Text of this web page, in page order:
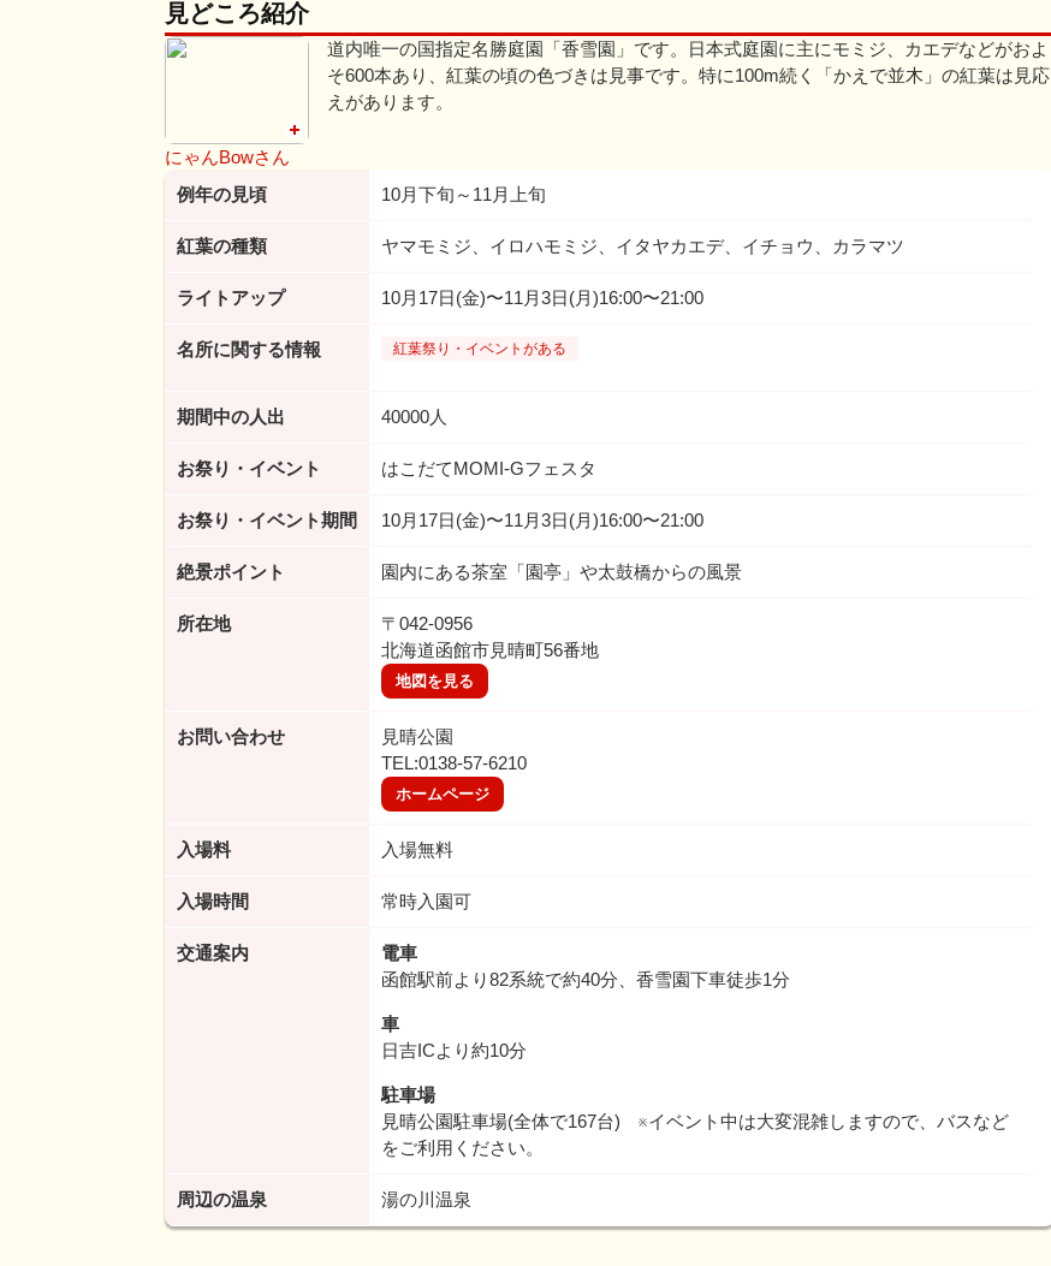
見どころ紹介
にゃんBowさん
道内唯一の国指定名勝庭園「香雪園」です。日本式庭園に主にモミジ、カエデなどがおよ
そ600本あり、紅葉の頃の色づきは見事です。特に100m続く「かえで並木」の紅葉は見応
えがあります。
例年の見頃 10月下旬～11月上旬
紅葉の種類 ヤマモミジ、イロハモミジ、イタヤカエデ、イチョウ、カラマツ
ライトアップ 10月17日(金)〜11月3日(月)16:00〜21:00
名所に関する情報 紅葉祭り・イベントがある
期間中の人出 40000人
お祭り・イベント はこだてMOMI-Gフェスタ
お祭り・イベント期間 10月17日(金)〜11月3日(月)16:00〜21:00
絶景ポイント 園内にある茶室「園亭」や太鼓橋からの風景
所在地
〒042-0956
北海道函館市見晴町56番地
地図を見る
お問い合わせ
見晴公園
TEL:0138-57-6210
ホームページ
入場料 入場無料
入場時間 常時入園可
交通案内
電車
函館駅前より82系統で約40分、香雪園下車徒歩1分
車
日吉ICより約10分
駐車場
見晴公園駐車場(全体で167台) ※イベント中は大変混雑しますので、バスなど
をご利用ください。
周辺の温泉 湯の川温泉